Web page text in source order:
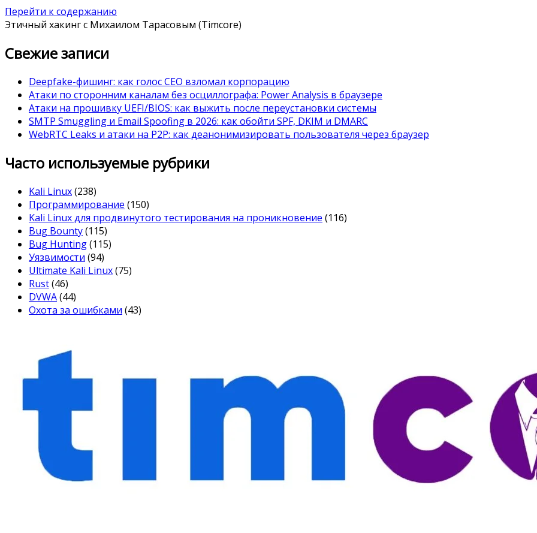
Перейти к содержанию
Этичный хакинг с Михаилом Тарасовым (Timcore)
Свежие записи
Deepfake-фишинг: как голос CEO взломал корпорацию
Атаки по сторонним каналам без осциллографа: Power Analysis в браузере
Атаки на прошивку UEFI/BIOS: как выжить после переустановки системы
SMTP Smuggling и Email Spoofing в 2026: как обойти SPF, DKIM и DMARC
WebRTC Leaks и атаки на P2P: как деанонимизировать пользователя через браузер
Часто используемые рубрики
Kali Linux(238)
Программирование (150)
Kali Linux для продвинутого тестирования на проникновение (116)
Bug Bounty(115)
Bug Hunting(115)
Уязвимости (94)
Ultimate Kali Linux(75)
Rust(46)
DVWA(44)
Охота за ошибками (43)